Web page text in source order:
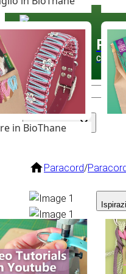
Assortimento
in BioThane
Paracord/